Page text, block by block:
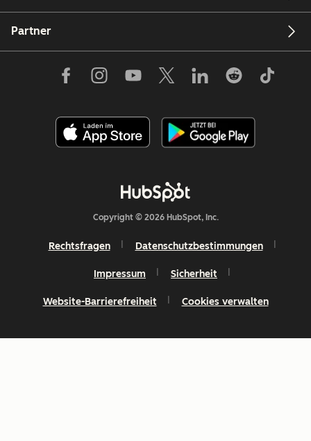
Partner
Copyright © 2026 HubSpot, Inc.
Rechtsfragen Datenschutzbestimmungen
Impressum Sicherheit
Website-Barrierefreiheit Cookies verwalten